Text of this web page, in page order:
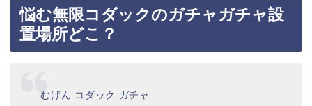
悩む無限コダックのガチャガチャ設
置場所どこ？
むげん コダック ガチャ